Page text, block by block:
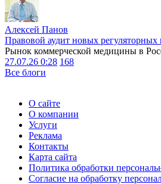
Алексей Панов
Правовой аудит новых
Рынок коммерческой медицины в
27.07.26 0:28 168
Все блоги
О сайте
О компании
Услуги
Реклама
Контакты
Карта сайта
Политика обработки
Согласие на обработку